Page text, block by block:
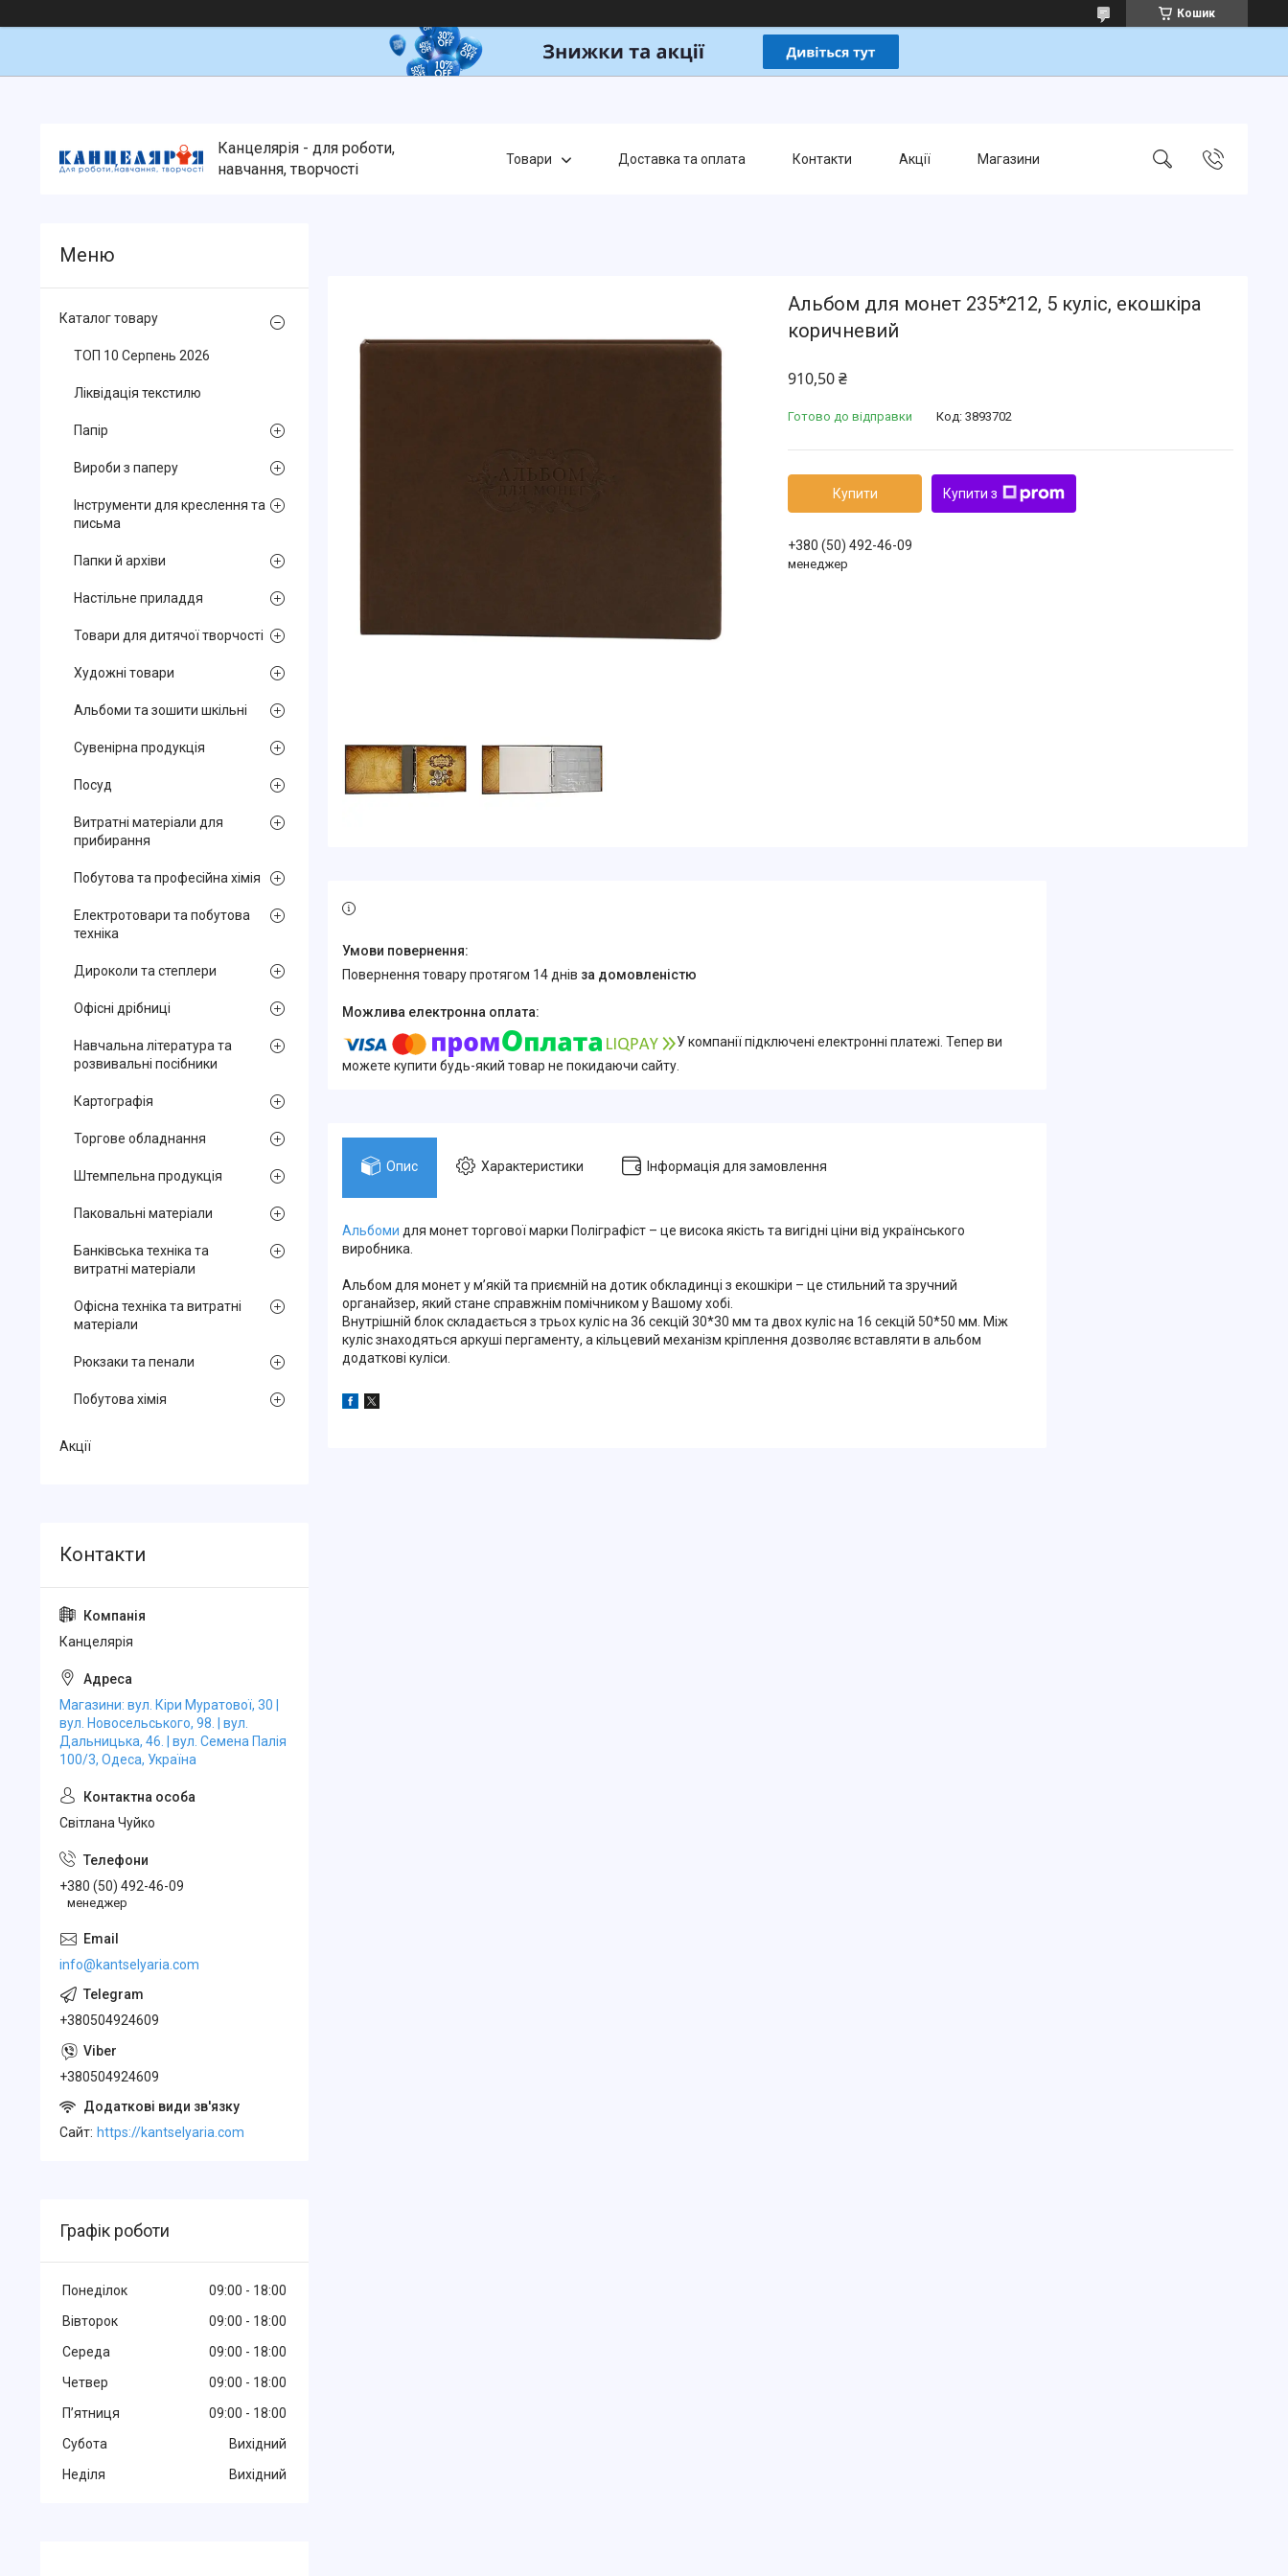
Кошик
Канцелярія - для роботи,
навчання, творчості
Товари Доставка та оплата Контакти Акції Магазини
Альбом для монет 235*212, 5 куліс, екошкіра
коричневий
910,50 ₴
Готово до відправки Код: 3893702
Купити Купити з
+380 (50) 492-46-09
менеджер
повернення товару протягом 14 днів за домовленістю
У компанії підключені електронні платежі. Тепер ви
можете купити будь-який товар не покидаючи сайту.
Опис Характеристики Інформація для замовлення
Альбоми для монет торгової марки Поліграфіст – це висока якість та вигідні ціни від українського
виробника.
Альбом для монет у м’якій та приємній на дотик обкладинці з екошкіри – це стильний та зручний
органайзер, який стане справжнім помічником у Вашому хобі.
Внутрішній блок складається з трьох куліс на 36 секцій 30*30 мм та двох куліс на 16 секцій 50*50 мм. Між
куліс знаходяться аркуші пергаменту, а кільцевий механізм кріплення дозволяє вставляти в альбом
додаткові куліси.
Каталог товару
ТОП 10 Серпень 2026
Ліквідація текстилю
Папір
Вироби з паперу
Інструменти для креслення та
письма
Папки й архіви
Настільне приладдя
Товари для дитячої творчості
Художні товари
Альбоми та зошити шкільні
Сувенірна продукція
Посуд
Витратні матеріали для
прибирання
Побутова та професійна хімія
Електротовари та побутова
техніка
Дироколи та степлери
Офісні дрібниці
Навчальна література та
розвивальні посібники
Картографія
Торгове обладнання
Штемпельна продукція
Паковальні матеріали
Банківська техніка та
витратні матеріали
Офісна техніка та витратні
матеріали
Рюкзаки та пенали
Побутова хімія
Акції
Канцелярiя
Магазини: вул. Кіри Муратової, 30 |
вул. Новосельського, 98. | вул.
Дальницька, 46. | вул. Семена Палія
100/3, Одеса, Україна
Свiтлана Чуйко
+380 (50) 492-46-09
менеджер
info@kantselyaria.com
+380504924609
+380504924609
Cайт https://kantselyaria.com
Графік роботи
Понеділок 09:00
18:00
Вівторок
09:00
18:00
Середа
09:00
18:00
Четвер
09:00
18:00
Пʼятниця
09:00
18:00
Субота
Вихідний
Неділя
Вихідний